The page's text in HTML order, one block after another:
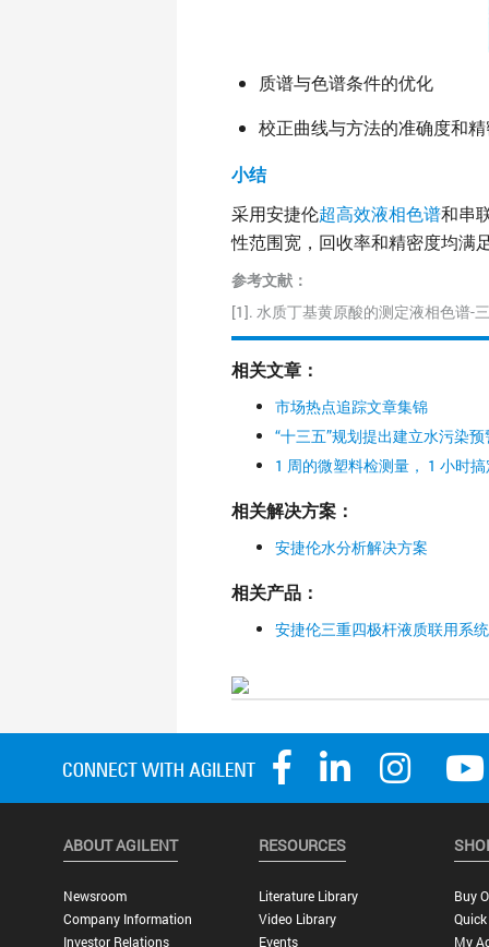
质谱与色谱条件的优化
校正曲线与方法的准确度和
小结
采用安捷伦超高效液相色谱和串
性范围宽，回收率和精密度均满
参考文献：
[1]. 水质丁基黄原酸的测定液相色谱-
相关文章：
市场热点追踪文章集锦
“十三五”规划提出建立水污染
1 周的微塑料检测量， 1 小时
相关解决方案：
安捷伦水分析解决方案
相关产品：
安捷伦三重四极杆液质联用系
ABOUT AGILENT
Newsroom
Company Information
Investor Relations
RESOURCES
Literature Library
Video Library
Events
Buy
My